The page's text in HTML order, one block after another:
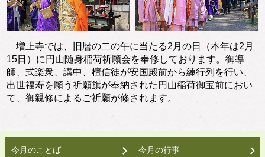
増上寺では、旧暦の二の午に当たる2月の日（本年は2月
15日）に円山随身稲荷祈願会を奉修しております。御導
師、式楽衆、講中、檀信徒が安国殿前から練行列を行い、
出世福寿を願う祈願旗が奉納された円山稲荷御宝前におい
て、御親修によるご祈願が修されます。
今月のことば 今月の行事